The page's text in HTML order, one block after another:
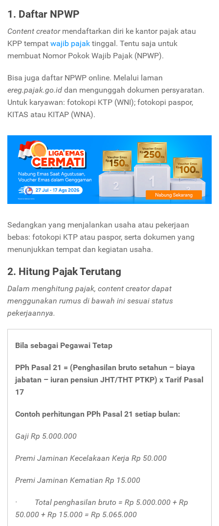
1. Daftar NPWP
Content creator mendaftarkan diri ke kantor pajak atau
KPP tempat wajib pajak tinggal. Tentu saja untuk
membuat Nomor Pokok Wajib Pajak (NPWP).
Bisa juga daftar NPWP online. Melalui laman
ereg.pajak.go.id dan mengunggah dokumen persyaratan.
Untuk karyawan: fotokopi KTP (WNI); fotokopi paspor,
KITAS atau KITAP (WNA).
Sedangkan yang menjalankan usaha atau pekerjaan
bebas: fotokopi KTP atau paspor, serta dokumen yang
menunjukkan tempat dan kegiatan usaha.
2. Hitung Pajak Terutang
Dalam menghitung pajak, content creatordapat
menggunakan rumus di bawah ini sesuai status
pekerjaannya.
Bila sebagai Pegawai Tetap
PPh Pasal 21 = (Penghasilan bruto setahun – biaya
jabatan – iuran pensiun JHT/THT PTKP) x Tarif Pasal
17
Contoh perhitungan PPh Pasal 21 setiap bulan:
Gaji Rp 5.000.000
Premi Jaminan Kecelakaan Kerja Rp 50.000
Premi Jaminan Kematian Rp 15.000
· Total penghasilan bruto = Rp 5.000.000 + Rp
50.000 + Rp 15.000 = Rp 5.065.000